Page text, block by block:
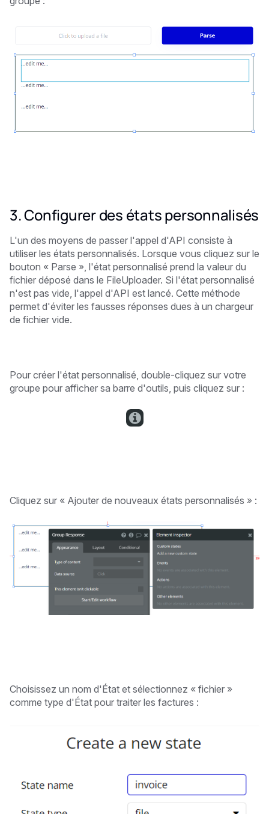
3. Configurer des états personnalisés
L'un des moyens de passer l'appel d'API consiste à
utiliser les états personnalisés. Lorsque vous cliquez sur le
bouton « Parse », l'état personnalisé prend la valeur du
fichier déposé dans le FileUploader. Si l'état personnalisé
n'est pas vide, l'appel d'API est lancé. Cette méthode
permet d'éviter les fausses réponses dues à un chargeur
de fichier vide.
Pour créer l'état personnalisé, double-cliquez sur votre
groupe pour afficher sa barre d'outils, puis cliquez sur :
Cliquez sur « Ajouter de nouveaux états personnalisés » :
Choisissez un nom d'État et sélectionnez « fichier »
comme type d'État pour traiter les factures :